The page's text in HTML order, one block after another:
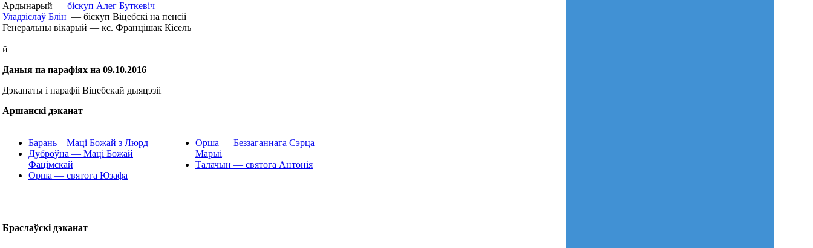
Ардынарый — біскуп Алег Буткевіч
Уладзіслаў Блін — біскуп Віцебскі на пенсіі
Генеральны вікарый — кс. Францішак Кісель
й
Даныя па парафіях на 09.10.2016
Дэканаты і парафіі Віцебскай дыяцэзіі
Аршанскі дэканат
Барань – Маці Божай з Люрд
Дуброўна — Маці Божай
Фацімскай
Орша — святога Юзафа
Орша — Беззаганнага Сэрца
Марыі
Талачын — святога Антонія
Браслаўскі дэканат